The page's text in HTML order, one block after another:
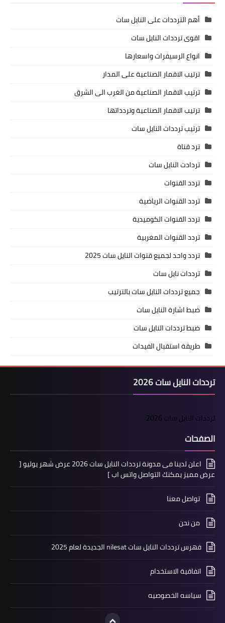
أهم الترددات على النايل سات
اقوى ترددات النايل سات
انواع الرسيفرات واسعارها
ترتيب الاقمار الصناعية على المدار
ترتيب الاقمار الصناعية من الغرب الى الشرق
ترتيب الاقمار الصناعية وتردداتها
ترتيب ترددات النايل سات
ترد قناة
تردادت النايل سات
تردد القنوات
تردد القنوات الرياضية
تردد القنوات الكوميدية
تردد القنوات المغربية
تردد واحد لجميع قنوات النايل سات 2025
ترددات نايل سات
جميع ترددات النايل سات بالترتيب
ضبط اشارة النايل سات
ضبط ترددات النايل سات
طريقة استقبال الفيدات
ترددات النايل سات 2026
ترددات النايل سات 2026
الصفحات
اعلن لدينا فى مدونة ترددات النايل سات 2026 عرض شهر يوليو [
عرض مميز يمكنك التواصل واتس اب ]
تواصل معنا
من نحن
فهرس ترددات النايل سات nilesat الجديدة لعام 2025
اتفاقية الاستخدام
سياسه الخصوصيه